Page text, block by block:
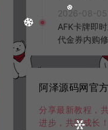
新整理
台+全资源安
教程
2026-08-05
AFK卡牌即
代金券内购
K授权后台
阿泽源码网官
分享最新教程，
进步，共同成长！